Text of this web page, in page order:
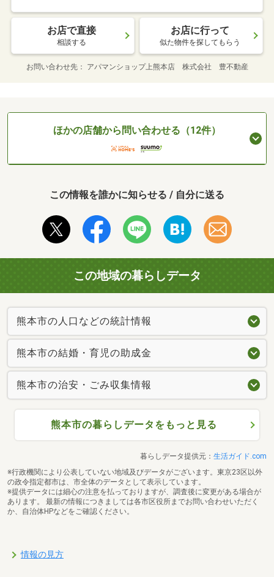
お店で直接
相談する
お店に行って
似た物件を探してもらう
お問い合わせ先 アパマンショップ上熊本店 株式会社 豊不動産
ほかの店舗から問い合わせる（12件）
この情報を誰かに知らせる / 自分に送る
この地域の暮らしデータ
熊本市の人口などの統計情報
熊本市の結婚・育児の助成金
熊本市の治安・ごみ収集情報
熊本市の暮らしデータをもっと見る
暮らしデータ提供元： 生活ガイド.com
※行政機関により公表していない地域及びデータがございます。東京23区以外
の政令指定都市は、市全体のデータとして表示しています。
※提供データには細心の注意を払っておりますが、調査後に変更がある場合が
あります。 最新の情報につきましては各市区役所までお問い合わせいただく
か、自治体HPなどをご確認ください。
情報の見方